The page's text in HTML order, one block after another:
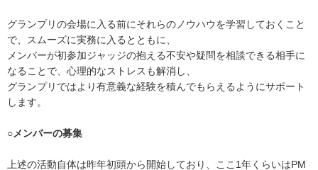
グランプリの会場に入る前にそれらのノウハウを学習しておくこと
で、スムーズに実務に入るとともに、
メンバーが初参加ジャッジの抱える不安や疑問を相談できる相手に
なることで、心理的なストレスも解消し、
グランプリではより有意義な経験を積んでもらえるようにサポート
します。
○メンバーの募集
上述の活動自体は昨年初頭から開始しており、ここ1年くらいはPM